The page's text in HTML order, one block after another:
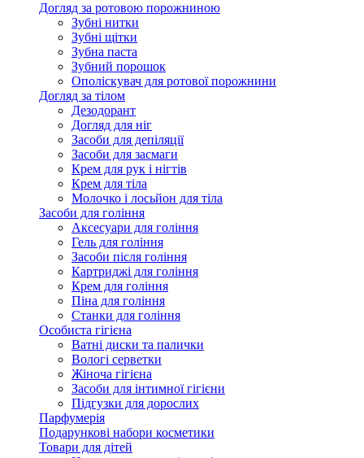
Догляд за ротовою порожниною
Зубні нитки
Зубні щітки
Зубна паста
Зубний порошок
Ополіскувач для ротової порожнини
Догляд за тілом
Дезодорант
Догляд для ніг
Засоби для депіляції
Засоби для засмаги
Крем для рук і нігтів
Крем для тіла
Молочко і лосьйон для тіла
Засоби для гоління
Аксесуари для гоління
Гель для гоління
Засоби після гоління
Картриджі для гоління
Крем для гоління
Піна для гоління
Станки для гоління
Особиста гігієна
Ватні диски та палички
Вологі серветки
Жіноча гігієна
Засоби для інтимної гігієни
Підгузки для дорослих
Парфумерія
Подарункові набори косметики
Товари для дітей